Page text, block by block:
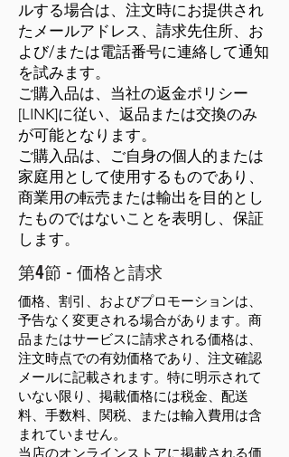
ルする場合は、注文時にお提供され
たメールアドレス、請求先住所、お
よび/または電話番号に連絡して通知
を試みます。
ご購入品は、当社の返金ポリシー
[LINK]に従い、返品または交換のみ
が可能となります。
ご購入品は、ご自身の個人的または
家庭用として使用するものであり、
商業用の転売または輸出を目的とし
たものではないことを表明し、保証
します。
第4節 - 価格と請求
価格、割引、およびプロモーションは、
予告なく変更される場合があります。商
品またはサービスに請求される価格は、
注文時点での有効価格であり、注文確認
メールに記載されます。特に明示されて
いない限り、掲載価格には税金、配送
料、手数料、関税、または輸入費用は含
まれていません。
当店のオンラインストアに掲載される価